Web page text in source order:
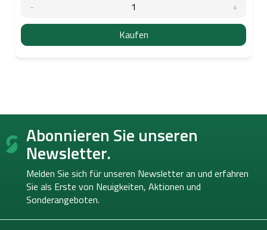
Kaufen
F
ß Abonnieren Sie unseren
Newsletter.
Melden Sie sich für unseren Newsletter an und erfahren
Sie als Erste von Neuigkeiten, Aktionen und
Sonderangeboten.